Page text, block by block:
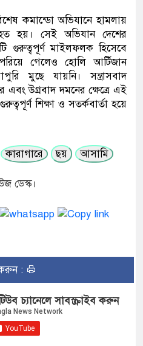
কমান্ডো অভিযানে হামলায়
হয়। সেই অভিযান দেশের
গুরুত্বপূর্ণ মাইলফলক হিসেবে
গেলেও হোলি আর্টিজান
মুছে যায়নি। সন্ত্রাসবাদ
এবং উগ্রবাদ দমনের ক্ষেত্রে এই
শিক্ষা ও সতর্কবার্তা হয়ে
কারাগারে ছয় আসামি
ডেস্ক।
করুন :
চ্যানেলে সাবস্ক্রাইব করুন